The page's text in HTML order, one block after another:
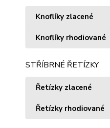
Knoflíky zlacené
Knoflíky rhodiované
STŘÍBRNÉ ŘETÍZKY
Řetízky zlacené
Řetízky rhodiované